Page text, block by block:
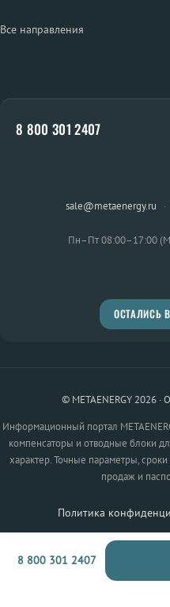
Все направления
8 800 301 2407
sale@metaenergy.ru ·
Пн–Пт 08:00–17:00
ОСТАЛИСЬ
© METAENERGY 2026
Информационный портал
компенсаторы и отводные блоки
характер. Точные параметры,
продаж и
Политика
8 800 301 2407